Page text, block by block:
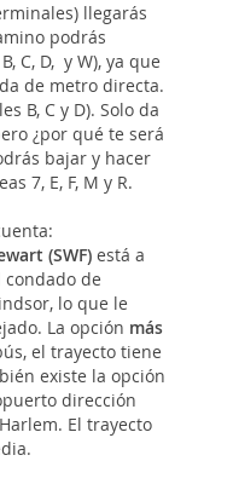
llegarás
podrás
C, D, y W), ya que
de metro directa.
B, C y D). Solo da
¿por qué te será
bajar y hacer
7, E, F, M y R.
(SWF) está a
de
lo que le
La opción más
el trayecto tiene
existe la opción
dirección
El trayecto